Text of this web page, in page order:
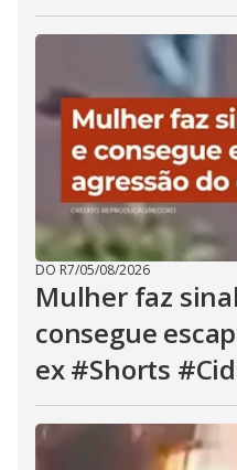
DO R7/05/08/2026
Mulher faz
consegue
ex #Shorts